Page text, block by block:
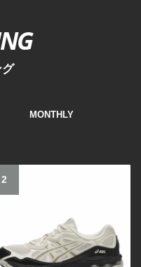
MONTHLY
2